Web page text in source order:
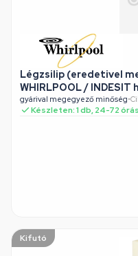
Légzsilip (eredetivel
WHIRLPOOL / INDESIT
gyárival megegyező minőség•
Készleten: 1 db, 24-72
Kifutó